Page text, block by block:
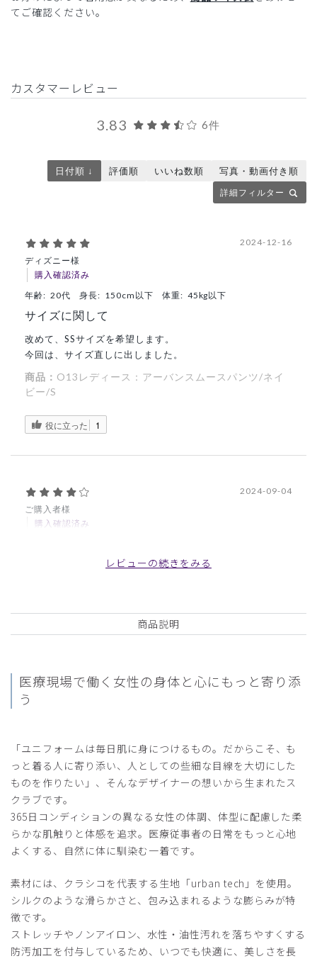
てご確認ください。
カスタマーレビュー
3.83 6件
詳細フィルター
日付順 ↓ 評価順 いいね数順 写真・動画付き順
ディズニー様
購入確認済み
2024-12-16
年齢: 20代 身長: 150cm以下 体重: 45kg以下
サイズに関して
改めて、SSサイズを希望します。
今回は、サイズ直しに出しました。
商品： O13レディース：アーバンスムースパンツ/ネイ
ビー/S
役に立った 1
ご購入者様
購入確認済み
2024-09-04
とふんわりしている印象が強く、シュッとスタイリッシュで
はないです。イメージの参考になれば。
ccc様
購入確認済み
2024-07-28
年齢: 40代 身長: 156-160cm 体重: 45kg以下
着心地最高です！ウエストの締め付け感もなくて、ストレス
商品： O13レディース：アーバンスムースパンツ/ホワ
イト/M
役に立った 1
レビューの続きをみる
商品説明
医療現場で働く女性の身体と心にもっと寄り添
う
「ユニフォームは毎日肌に身につけるもの。だからこそ、も
っと着る人に寄り添い、人としての些細な目線を大切にした
ものを作りたい」、そんなデザイナーの想いから生まれたス
クラブです。
365日コンディションの異なる女性の体調、体型に配慮した柔
らかな肌触りと体感を追求。医療従事者の日常をもっと心地
よくする、自然に体に馴染む一着です。
素材には、クラシコを代表する生地「urban tech」を使用。
シルクのような滑らかさと、包み込まれるような膨らみが特
徴です。
ストレッチやノンアイロン、水性・油性汚れを落ちやすくする
防汚加工を付与しているため、いつでも快適に、美しさを長